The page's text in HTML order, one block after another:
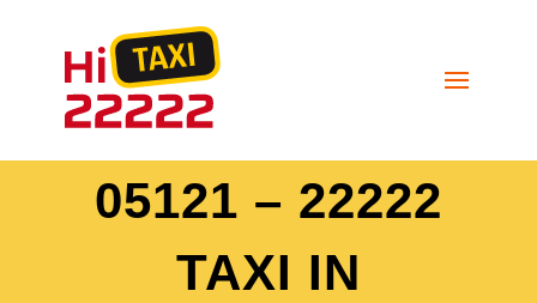
05121 – 22222
TAXI IN